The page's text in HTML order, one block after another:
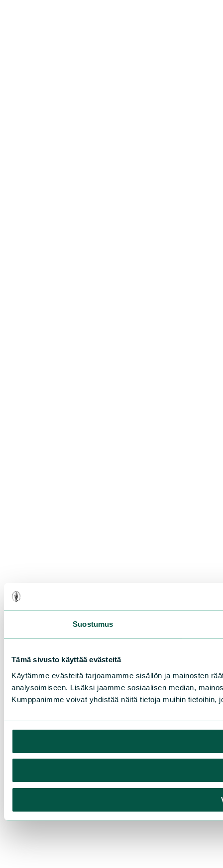
Suostumus
Tämä sivusto käyttää evästeitä
Käytämme evästeitä tarjoamamme sisällön ja mainosten
analysoimiseen. Lisäksi jaamme sosiaalisen median,
Kumppanimme voivat yhdistää näitä tietoja muihin tietoihin,